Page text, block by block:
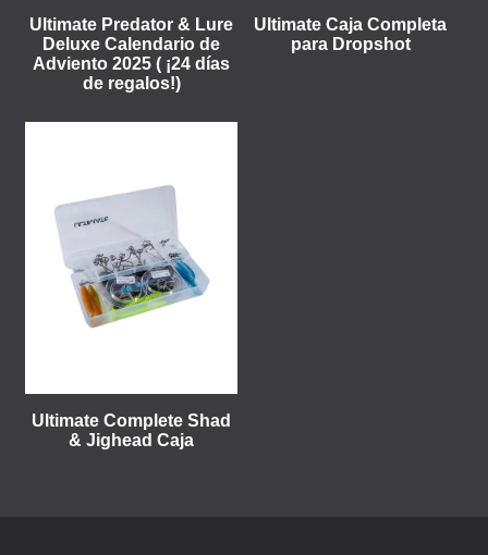
Ultimate Predator & Lure
Deluxe Calendario de
Adviento 2025 ( ¡24 días
de regalos!)
Ultimate Caja Completa
para Dropshot
Ultimate Complete Shad
& Jighead Caja